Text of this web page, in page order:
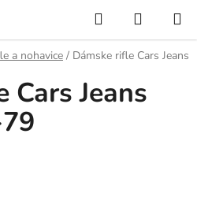
Hľadať
KOŠÍK
a nohavice / Dámske rifle Cars Jeans
Cars Jeans